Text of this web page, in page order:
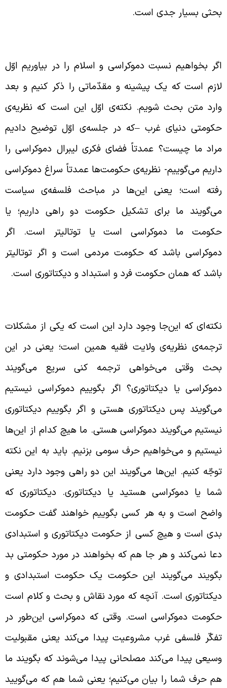
بسیار جدی است.
بخواهیم نسبت دموکراسی و اسلام را در بیاوریم اوّل
است که یک پیشینه و مقدّماتی را ذکر کنیم و بعد
متن بحث شویم. نکته‌ی اوّل این است که نظریه‌ی
دنیای غرب– که در جلسه‌ی اوّل توضیح دادیم
ما چیست؟ عمدتاً فضای فکری لیبرال دموکراسی را
می‌گوییم- نظریه‌ی حکومت‌ها عمدتاً سراغ دموکراسی
است؛ یعنی این‌ها در مباحث فلسفه‌ی سیاست
ما برای تشکیل حکومت دو راهی داریم؛ یا
ما دموکراسی است یا توتالیتر است. اگر
باشد که حکومت مردمی است و اگر توتالیتر
که همان حکومت فرد و استبداد و دیکتاتوری است.
که این‌جا وجود دارد این است که یکی از مشکلات
نظریه‌ی ولایت فقیه همین است؛ یعنی در این
وقتی می‌خواهی ترجمه کنی سریع می‌گویند
یا دیکتاتوری؟ اگر بگوییم دموکراسی نیستیم
پس دیکتاتوری هستی و اگر بگوییم دیکتاتوری
می‌گویند دموکراسی هستی. ما هیچ کدام از این‌ها
و می‌خواهیم حرف سومی بزنیم. باید به این نکته
کنیم. این‌ها می‌گویند این دو راهی وجود دارد یعنی
یا دموکراسی هستید یا دیکتاتوری. دیکتاتوری که
است و به هر کسی بگوییم خواهند گفت حکومت
است و هیچ کسی از حکومت دیکتاتوری و استبدادی
نمی‌کند و هر جا هم که بخواهند در مورد حکومتی بد
می‌گویند این حکومت یک حکومت استبدادی و
است. آنچه که مورد نقاش و بحث و کلام است
دموکراسی است. وقتی که دموکراسی این‌طور در
فلسفی غرب مشروعیت پیدا می‌کند یعنی مقبولیت
پیدا می‌کند مصلحانی پیدا می‌شوند که بگویند ما
حرف شما را بیان می‌کنیم؛ یعنی شما هم که می‌گویید